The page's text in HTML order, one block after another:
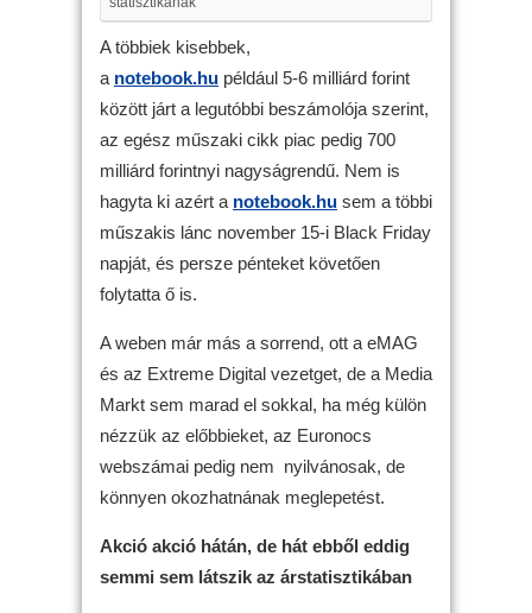
A többiek kisebbek,
a notebook.hu például 5-6 milliárd forint
között járt a legutóbbi beszámolója szerint,
az egész műszaki cikk piac pedig 700
milliárd forintnyi nagyságrendű. Nem is
hagyta ki azért a notebook.hu sem a többi
műszakis lánc november 15-i Black Friday
napját, és persze pénteket követően
folytatta ő is.
A weben már más a sorrend, ott a eMAG
és az Extreme Digital vezetget, de a Media
Markt sem marad el sokkal, ha még külön
nézzük az előbbieket, az Euronocs
webszámai pedig nem nyilvánosak, de
könnyen okozhatnának meglepetést.
Akció akció hátán, de hát ebből eddig
semmi sem látszik az árstatisztikában